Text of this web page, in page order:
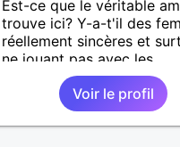
Est-ce que le véritable
trouve ici? Y-a-t'il des
réellement sincères et
ne jouant pas avec les
sentiments des hommes?
un homme protecteur et
bienveillant, je veux
d'y croire et pouvoir enfin
Voir le profil